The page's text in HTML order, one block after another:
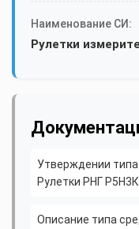
Наименование СИ:
Рулетки
Утверждении
Рулетки РНГ Р5Н3К
Описание типа